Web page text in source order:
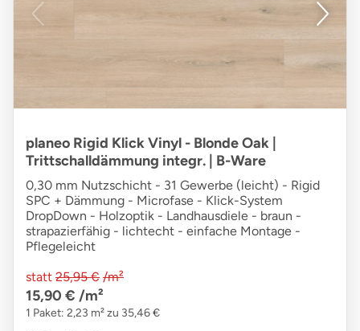
planeo Rigid Klick Vinyl - Blonde Oak |
Trittschalldämmung integr. | B-Ware
0,30 mm Nutzschicht - 31 Gewerbe (leicht) - Rigid
SPC + Dämmung - Microfase - Klick-System
DropDown - Holzoptik - Landhausdiele - braun -
strapazierfähig - lichtecht - einfache Montage -
Pflegeleicht
statt 25,95 € /m²
15,90 € /m²
1 Paket: 2,23 m² zu 35,46 €